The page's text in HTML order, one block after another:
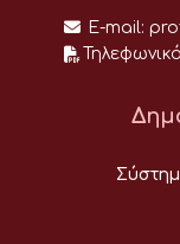
E-mail: